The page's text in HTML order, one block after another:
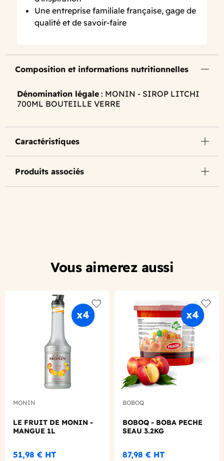
Une entreprise familiale française, gage de
qualité et de savoir-faire
Composition et informations nutritionnelles
Dénomination légale : MONIN - SIROP LITCHI
700ML BOUTEILLE VERRE
Caractéristiques
Produits associés
Vous aimerez aussi
Add to wishlist
MONIN
LE FRUIT DE MONIN -
MANGUE 1L
51,98 € HT
Add
BOBOQ
BOBOQ - BOBA PECHE
SEAU 3.2KG
87,98 € HT